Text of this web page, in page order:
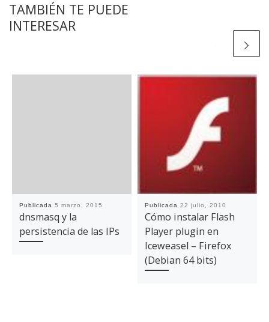
TAMBIÉN TE PUEDE
INTERESAR
Publicada 5 marzo, 2015
dnsmasq y la
persistencia de las IPs
Publicada 22 julio, 2010
Cómo instalar Flash
Player plugin en
Iceweasel – Firefox
(Debian 64 bits)